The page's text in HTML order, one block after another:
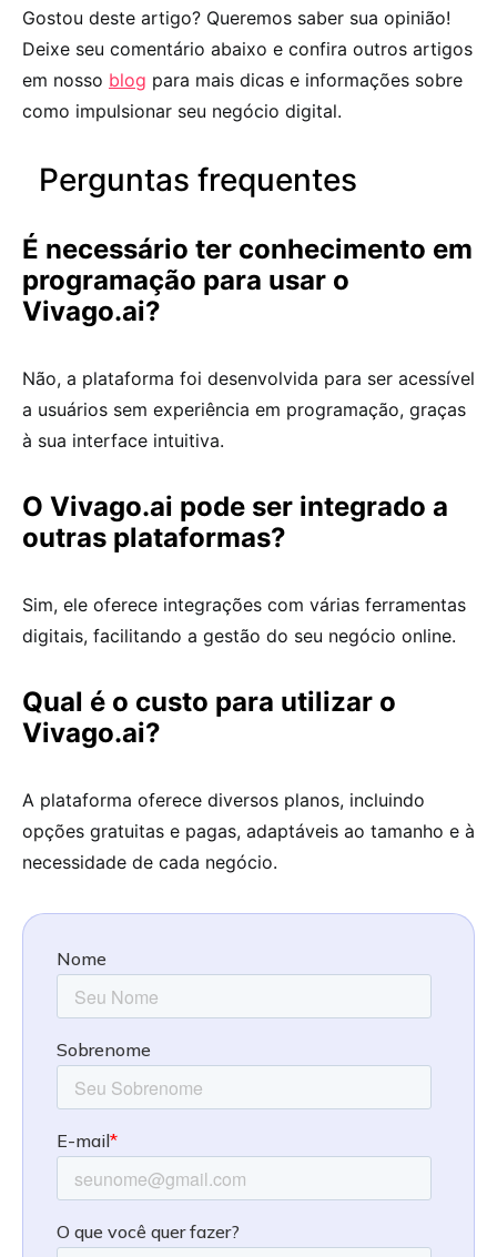
Gostou deste artigo? Queremos saber sua opinião!
Deixe seu comentário abaixo e confira outros artigos
em nosso blog para mais dicas e informações sobre
como impulsionar seu negócio digital.
Perguntas frequentes
É necessário ter conhecimento em
programação para usar o
Vivago.ai?
Não, a plataforma foi desenvolvida para ser acessível
a usuários sem experiência em programação, graças
à sua interface intuitiva.
O Vivago.ai pode ser integrado a
outras plataformas?
Sim, ele oferece integrações com várias ferramentas
digitais, facilitando a gestão do seu negócio online.
Qual é o custo para utilizar o
Vivago.ai?
A plataforma oferece diversos planos, incluindo
opções gratuitas e pagas, adaptáveis ao tamanho e à
necessidade de cada negócio.